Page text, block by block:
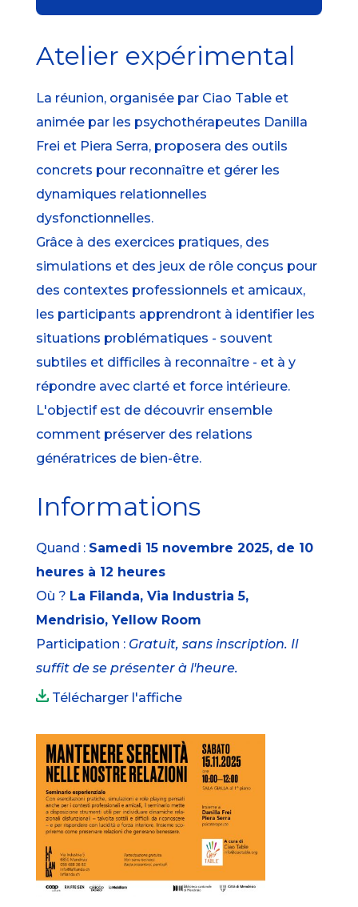
Atelier expérimental
La réunion, organisée par Ciao Table et
animée par les psychothérapeutes Danilla
Frei et Piera Serra, proposera des outils
concrets pour reconnaître et gérer les
dynamiques relationnelles
dysfonctionnelles.
Grâce à des exercices pratiques, des
simulations et des jeux de rôle conçus pour
des contextes professionnels et amicaux,
les participants apprendront à identifier les
situations problématiques - souvent
subtiles et difficiles à reconnaître - et à y
répondre avec clarté et force intérieure.
L'objectif est de découvrir ensemble
comment préserver des relations
génératrices de bien-être.
Informations
Quand : Samedi 15 novembre 2025, de 10
heures à 12 heures
Où ? La Filanda, Via Industria 5,
Mendrisio, Yellow Room
Participation : Gratuit, sans inscription. Il
suffit de se présenter à l'heure.
Télécharger l'affiche